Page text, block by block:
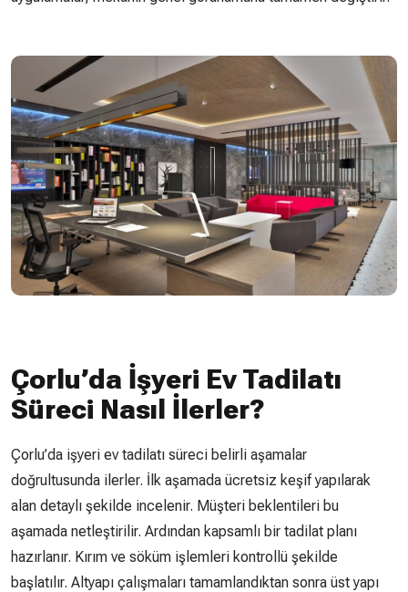
Çorlu’da İşyeri Ev Tadilatı
Süreci Nasıl İlerler?
Çorlu’da işyeri ev tadilatı süreci belirli aşamalar
doğrultusunda ilerler. İlk aşamada ücretsiz keşif yapılarak
alan detaylı şekilde incelenir. Müşteri beklentileri bu
aşamada netleştirilir. Ardından kapsamlı bir tadilat planı
hazırlanır. Kırım ve söküm işlemleri kontrollü şekilde
başlatılır. Altyapı çalışmaları tamamlandıktan sonra üst yapı